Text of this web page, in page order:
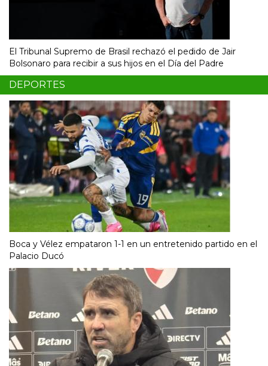
El Tribunal Supremo de Brasil rechazó el pedido de Jair
Bolsonaro para recibir a sus hijos en el Día del Padre
DEPORTES
Boca y Vélez empataron 1-1 en un entretenido partido en el
Palacio Ducó